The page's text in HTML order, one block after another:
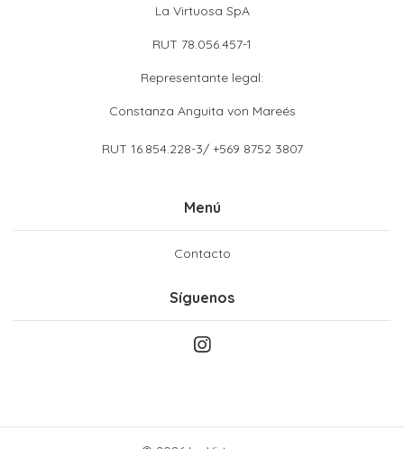
La Virtuosa SpA
RUT 78.056.457-1
Representante legal:
Constanza Anguita von Mareés
RUT 16.854.228-3/ +569 8752 3807
Menú
Contacto
Síguenos